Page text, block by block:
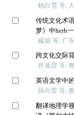
杨白雪 等,
传统文化术
梦》中herb
臧瑜 等, 广
跨文化交际
肖凌霞 等,
英语文学中
薛向莹 等,
翻译地理学